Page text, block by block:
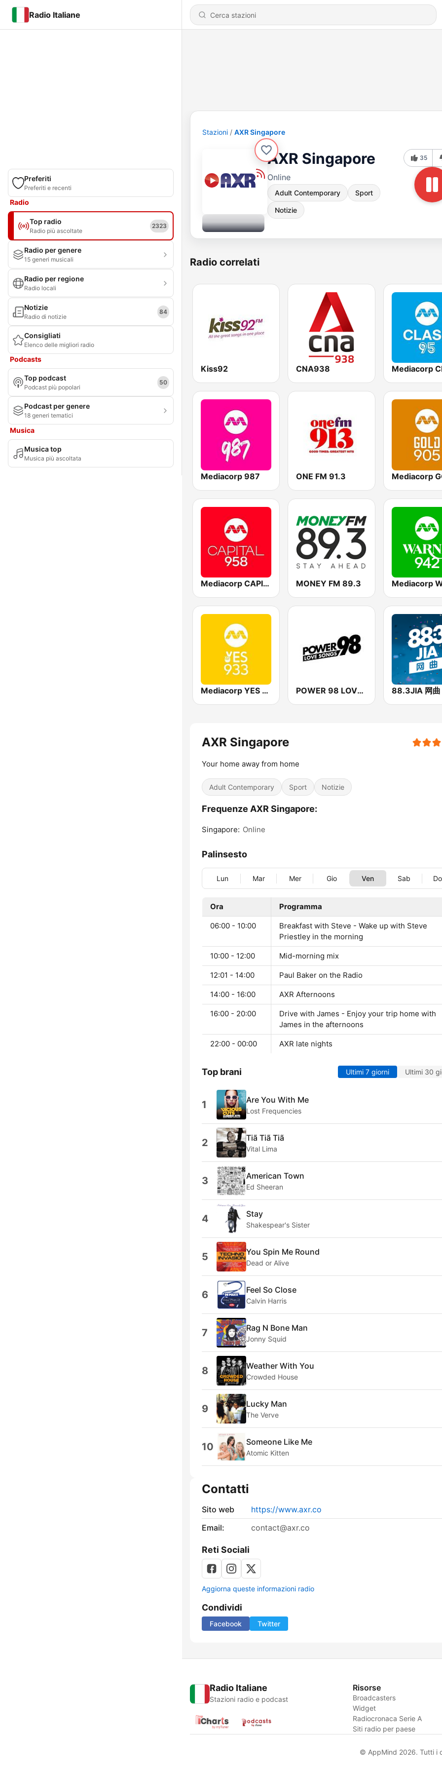
Radio Italiane
Preferiti
Preferiti e recenti
Radio
Top radio
Radio più ascoltate
2323
Radio per genere
15 generi musicali
Radio per regione
Radio locali
Notizie
Radio di notizie
84
Consigliati
Elenco delle migliori radio
Podcasts
Top podcast
Podcast più popolari
50
Podcast per genere
18 generi tematici
Musica
Musica top
Musica più ascoltata
Stazioni AXR Singapore
AXR Singapore
Online
Adult Contemporary Sport
Notizie
35
Radio correlati
Kiss92 CNA938
Mediacorp 987 ONE FM 91.3
Mediacorp CAPITAL 958 MONEY FM 89.3
Mediacorp YES 933 POWER 98 LOVE SONGS 88.3JIA 网曲
AXR Singapore
Your home away from home
Adult Contemporary Sport Notizie
Frequenze AXR Singapore:
Singapore: Online
Palinsesto
Lun Mar Mer Gio Ven Sab
Ora Programma
06:00 - 10:00
Breakfast with Steve - Wake up with Steve
Priestley in the morning
10:00 - 12:00 Mid-morning mix
12:01 - 14:00 Paul Baker on the Radio
14:00 - 16:00 AXR Afternoons
16:00 - 20:00
Drive with James - Enjoy your trip home with
James in the afternoons
22:00 - 00:00 AXR late nights
Top brani Ultimi 7 giorni Ultimi 30
1 Are You With Me
Lost Frequencies
2 Tiã Tiã Tiã
Vital Lima
3 American Town
Ed Sheeran
4 Stay
Shakespear's Sister
5 You Spin Me Round
Dead or Alive
6 Feel So Close
Calvin Harris
7 Rag N Bone Man
Jonny Squid
8 Weather With You
Crowded House
9 Lucky Man
The Verve
10 Someone Like Me
Atomic Kitten
Contatti
Sito web
https://www.axr.co
Email:
contact@axr.co
Reti Sociali
Aggiorna queste informazioni radio
Condividi
Facebook Twitter
Radio Italiane
Stazioni radio e podcast
Risorse
Broadcasters
Widget
Radiocronaca Serie A
Siti radio per paese
© AppMind 2026. Tutti i